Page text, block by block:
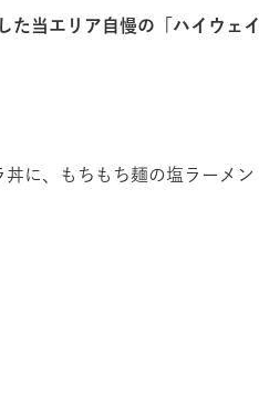
た当エリア⾃慢の「ハイウェイ
に、もちもち麺の塩ラーメン